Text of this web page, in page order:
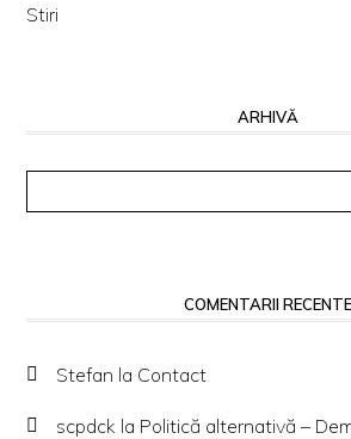
Stiri
ARHIVĂ
Arhivă
COMENTARII RECENTE
Stefan la Contact
scpdck la Politică alternativă –